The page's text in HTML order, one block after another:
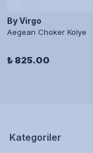
By Virgo
Aegean Choker Kolye
₺ 825.00
Kategoriler